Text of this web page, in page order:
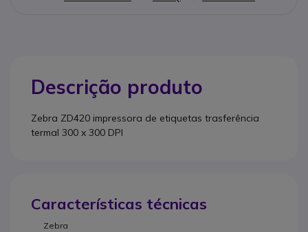
Descrição produto
Zebra ZD420 impressora de etiquetas trasferência
termal 300 x 300 DPI
Características técnicas
Zebra